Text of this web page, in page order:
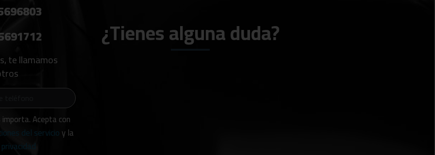
te llamamos
Acepta con
del servicioy la
¿Tienes alguna duda?